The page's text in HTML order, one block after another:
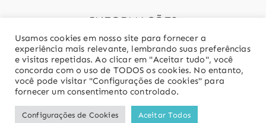
INFORMAÇÕES
contato@portaldeholambra.com.br
(19) 97814-5997
Usamos cookies em nosso site para fornecer a
experiência mais relevante, lembrando suas preferências
e visitas repetidas. Ao clicar em "Aceitar tudo", você
concorda com o uso de TODOS os cookies. No entanto,
você pode visitar "Configurações de cookies" para
fornecer um consentimento controlado.
Configurações de Cookies Aceitar Todos